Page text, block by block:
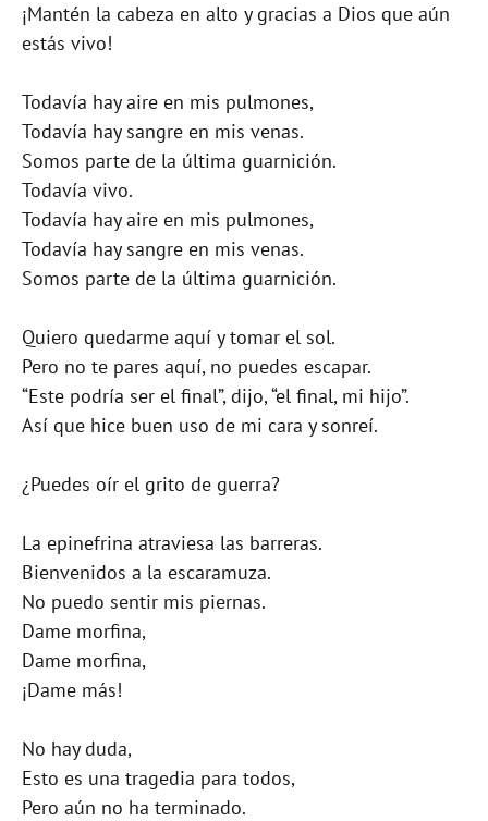
¡Mantén la cabeza en alto y gracias a Dios que aún
estás vivo!
Todavía hay aire en mis pulmones,
Todavía hay sangre en mis venas.
Somos parte de la última guarnición.
Todavía vivo.
Todavía hay aire en mis pulmones,
Todavía hay sangre en mis venas.
Somos parte de la última guarnición.
Quiero quedarme aquí y tomar el sol.
Pero no te pares aquí, no puedes escapar.
“Este podría ser el final”, dijo, “el final, mi hijo”.
Así que hice buen uso de mi cara y sonreí.
¿Puedes oír el grito de guerra?
La epinefrina atraviesa las barreras.
Bienvenidos a la escaramuza.
No puedo sentir mis piernas.
Dame morfina,
Dame morfina,
¡Dame más!
No hay duda,
Esto es una tragedia para todos,
Pero aún no ha terminado.